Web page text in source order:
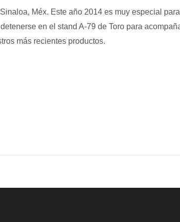
Méx. Este año 2014 es muy especial
en el stand A-79 de Toro para
más recientes productos.